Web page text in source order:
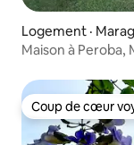
Logement ·
Maison à Peroba,
Coup de cœur
Coup de cœur